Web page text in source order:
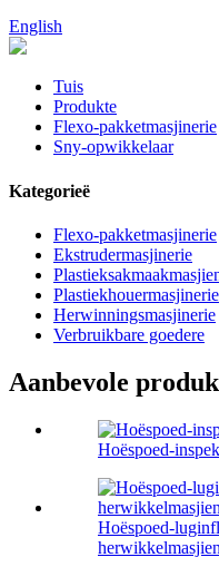
English
Tuis
Produkte
Flexo-pakketmasjinerie
Sny-opwikkelaar
Kategorieë
Flexo-pakketmasjinerie
Ekstrudermasjinerie
Plastiekhouermasjinerie
Herwinningsmasjinerie
Verbruikbare goedere
Aanbevole
Hoëspoed-
Hoëspoed-
herwikkelmasjien